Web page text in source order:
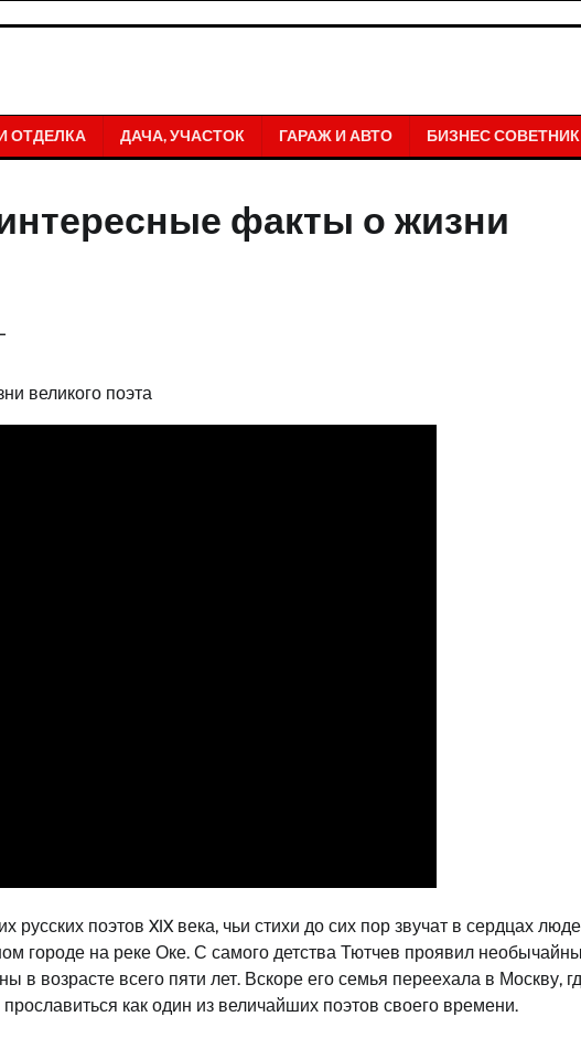
ОТДЕЛКА ДАЧА, УЧАСТОК ГАРАЖ И АВТО БИЗНЕС СОВЕТНИК
факты о жизни
русских поэтов XIX века, чьи стихи до сих пор звучат в сердцах
городе на реке Оке. С самого детства Тютчев проявил
в возрасте всего пяти лет. Вскоре его семья переехала в Москву,
как один из величайших поэтов своего времени.